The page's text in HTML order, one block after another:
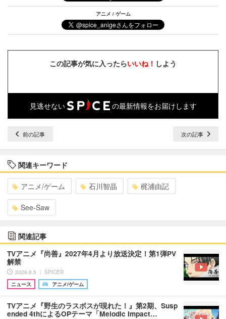
アニメ / ゲーム
この記事が気に入ったらいいね！ しよう
見逃せない の最新情報をお届けします
前の記事 次の記事
関連キーワード
アニメ/ゲーム 石川智晶 梶浦由記
See-Saw
関連記事
TVアニメ『尚善』2027年4月より放送決定！第1弾PV
解禁
2026.8.5 ｜ SPICER
ニュース
アニメ/ゲーム
TVアニメ『野生のラスボスが現れた！』第2期、Susp
ended 4thによるOPテーマ「Melodic Impact…